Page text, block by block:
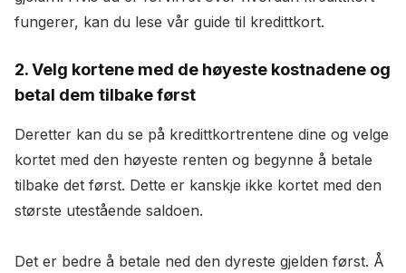
fungerer, kan du lese vår guide til kredittkort.
2. Velg kortene med de høyeste kostnadene og
betal dem tilbake først
Deretter kan du se på kredittkortrentene dine og velge
kortet med den høyeste renten og begynne å betale
tilbake det først. Dette er kanskje ikke kortet med den
største utestående saldoen.
Det er bedre å betale ned den dyreste gjelden først. Å